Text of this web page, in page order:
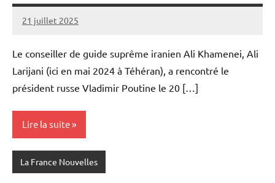
21 juillet 2025
Admins
Le conseiller de guide suprême iranien Ali Khamenei, Ali
Larijani (ici en mai 2024 à Téhéran), a rencontré le
président russe Vladimir Poutine le 20 […]
Lire la suite
La France Nouvelles